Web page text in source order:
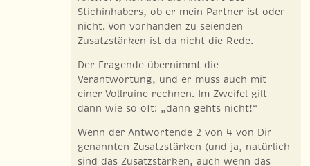
Stichinhabers, ob er mein Partner ist oder
nicht. Von vorhanden zu seienden
Zusatzstärken ist da nicht die Rede.
Der Fragende übernimmt die
Verantwortung, und er muss auch mit
einer Vollruine rechnen. Im Zweifel gilt
dann wie so oft: „dann gehts nicht!“
Wenn der Antwortende 2 von 4 von Dir
genannten Zusatzstärken (und ja, natürlich
sind das Zusatzstärken, auch wenn das